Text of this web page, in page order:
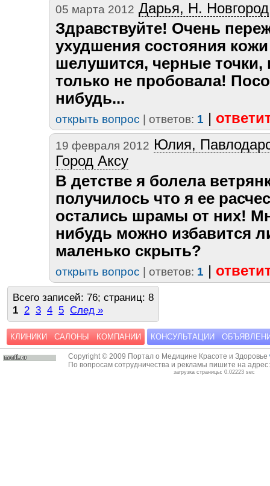
05 марта 2012 Дарья, Н. Новгород
Здравствуйте! Очень
ухудшения состояния
шелушится, черные
только не пробовала!
нибудь...
открыть вопрос | ответов: 1
19 февраля 2012 Юлия,
Город Аксу
В детстве я болела
получилось что я ее
остались шрамы от них!
нибудь можно избавится
маленько скрыть?
открыть вопрос | ответов: 1
Всего записей: 76; страниц: 8
1 2 3 4 5 След »
КЛИНИКИ САЛОНЫ КОМПАНИИ КОНСУЛЬТАЦИИ
Copyright © 2009 Портал о Медицине Красоте и Здоровье
По вопросам сотрудничества и рекламы пишите на
загрузка страницы: 0.02223 sec